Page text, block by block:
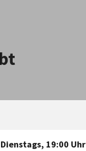
Dienstags, 19:00 Uhr